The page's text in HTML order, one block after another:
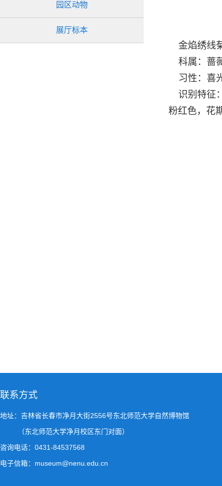
园区动物
展厅标本
金焰绣线
科属：蔷
习性：喜
识别特征
粉红色，花
联系方式
地址：吉林省长春市净月大街2556号东北师范大学自然博物馆
（东北师范大学净月校区东门对面）
咨询电话：0431-84537568
电子信箱：museum@nenu.edu.cn